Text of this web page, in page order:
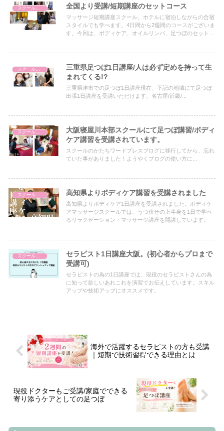
全国より受講/短期講座のセットコース
マッサージ短期講座スクール。ホテルに宿泊しながらの合宿
スタイルでも学べます。4日間から2週間のコースがございま
す。今回は、ボディケア、オイルリンパ、足つぼのセットコ
スクールについて
三重県足つぼ1日講座/人は必ず定めを持って生
まれてくる!?
三重県津市での足つぼ1日講座現在、下記の地域にて足つぼ
出張1日講座を受講いただけます。名古屋/近畿/...
スクールについて
大阪寝屋川本部スクールにて足つぼ講習/ボディ
ケア講習を受講されています。
スクールのかたちワードプレスブログに移行してから、忘れ
ていた事がありました！ようやくブログの使い方に...
スクールについて 高知県よりボディケア講習を受講されました
高知県よりボディケア1日講座を受講されました。ボディケ
アマッサージスクールでは、うつ伏せの上半身を1日で学べ
るリラクゼーション・マッサージ講座を開講しています。
スクールについて
セラピスト1日講座大阪。(初心者からプロまで
受講可)
セラピストの為の1日講座では、現役のセラピストさんの為
に知って欲しいあれこれを演習でお伝えしています。スキル
アップや技術アップにオススメです。
海外で活躍するセラピストの方も受講
｜短期で技術習得できる理由とは
現役ドクターもご受講/家庭でできる
寄り添うケアとしての足つぼ